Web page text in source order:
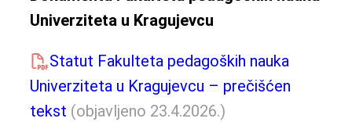
Univerziteta u Kragujevcu
Statut Fakulteta pedagoških nauka
Univerziteta u Kragujevcu – prečišćen
tekst (objavljeno 23.4.2026.)